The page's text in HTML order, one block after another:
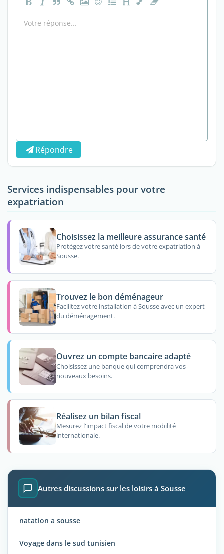
Répondre
Services indispensables pour votre
expatriation
Choisissez la meilleure assurance santé
Protégez votre santé lors de votre expatriation à
Sousse.
Trouvez le bon déménageur
Facilitez votre installation à Sousse avec un expert
du déménagement.
Ouvrez un compte bancaire adapté
Choisissez une banque qui comprendra vos
nouveaux besoins.
Réalisez un bilan fiscal
Mesurez l'impact fiscal de votre mobilité
internationale.
Autres discussions sur les loisirs à Sousse
natation a sousse
Voyage dans le sud tunisien